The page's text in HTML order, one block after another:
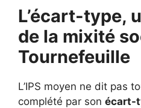
L’écart-type,
de la mixité
Tournefeuille
L’IPS moyen ne dit pas
complété par son écart-